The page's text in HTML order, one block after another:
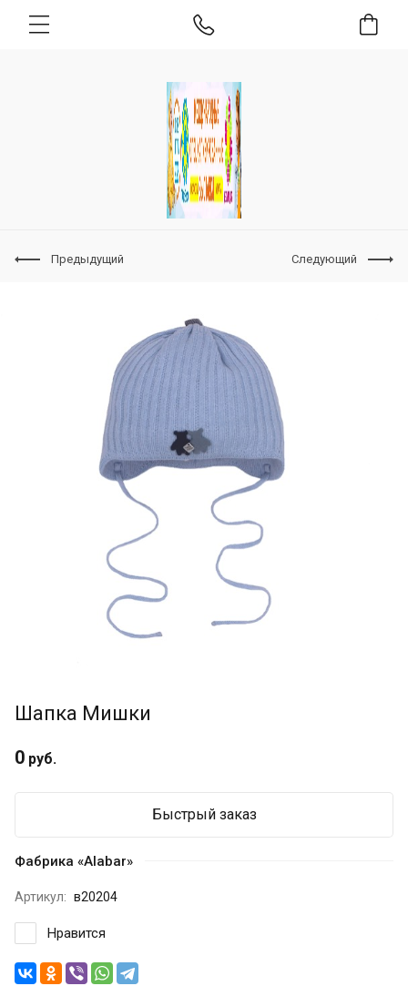
Предыдущий Следующий
Шапка Мишки
0 руб.
Быстрый заказ
Фабрика «Alabar»
Артикул: в20204
Нравится